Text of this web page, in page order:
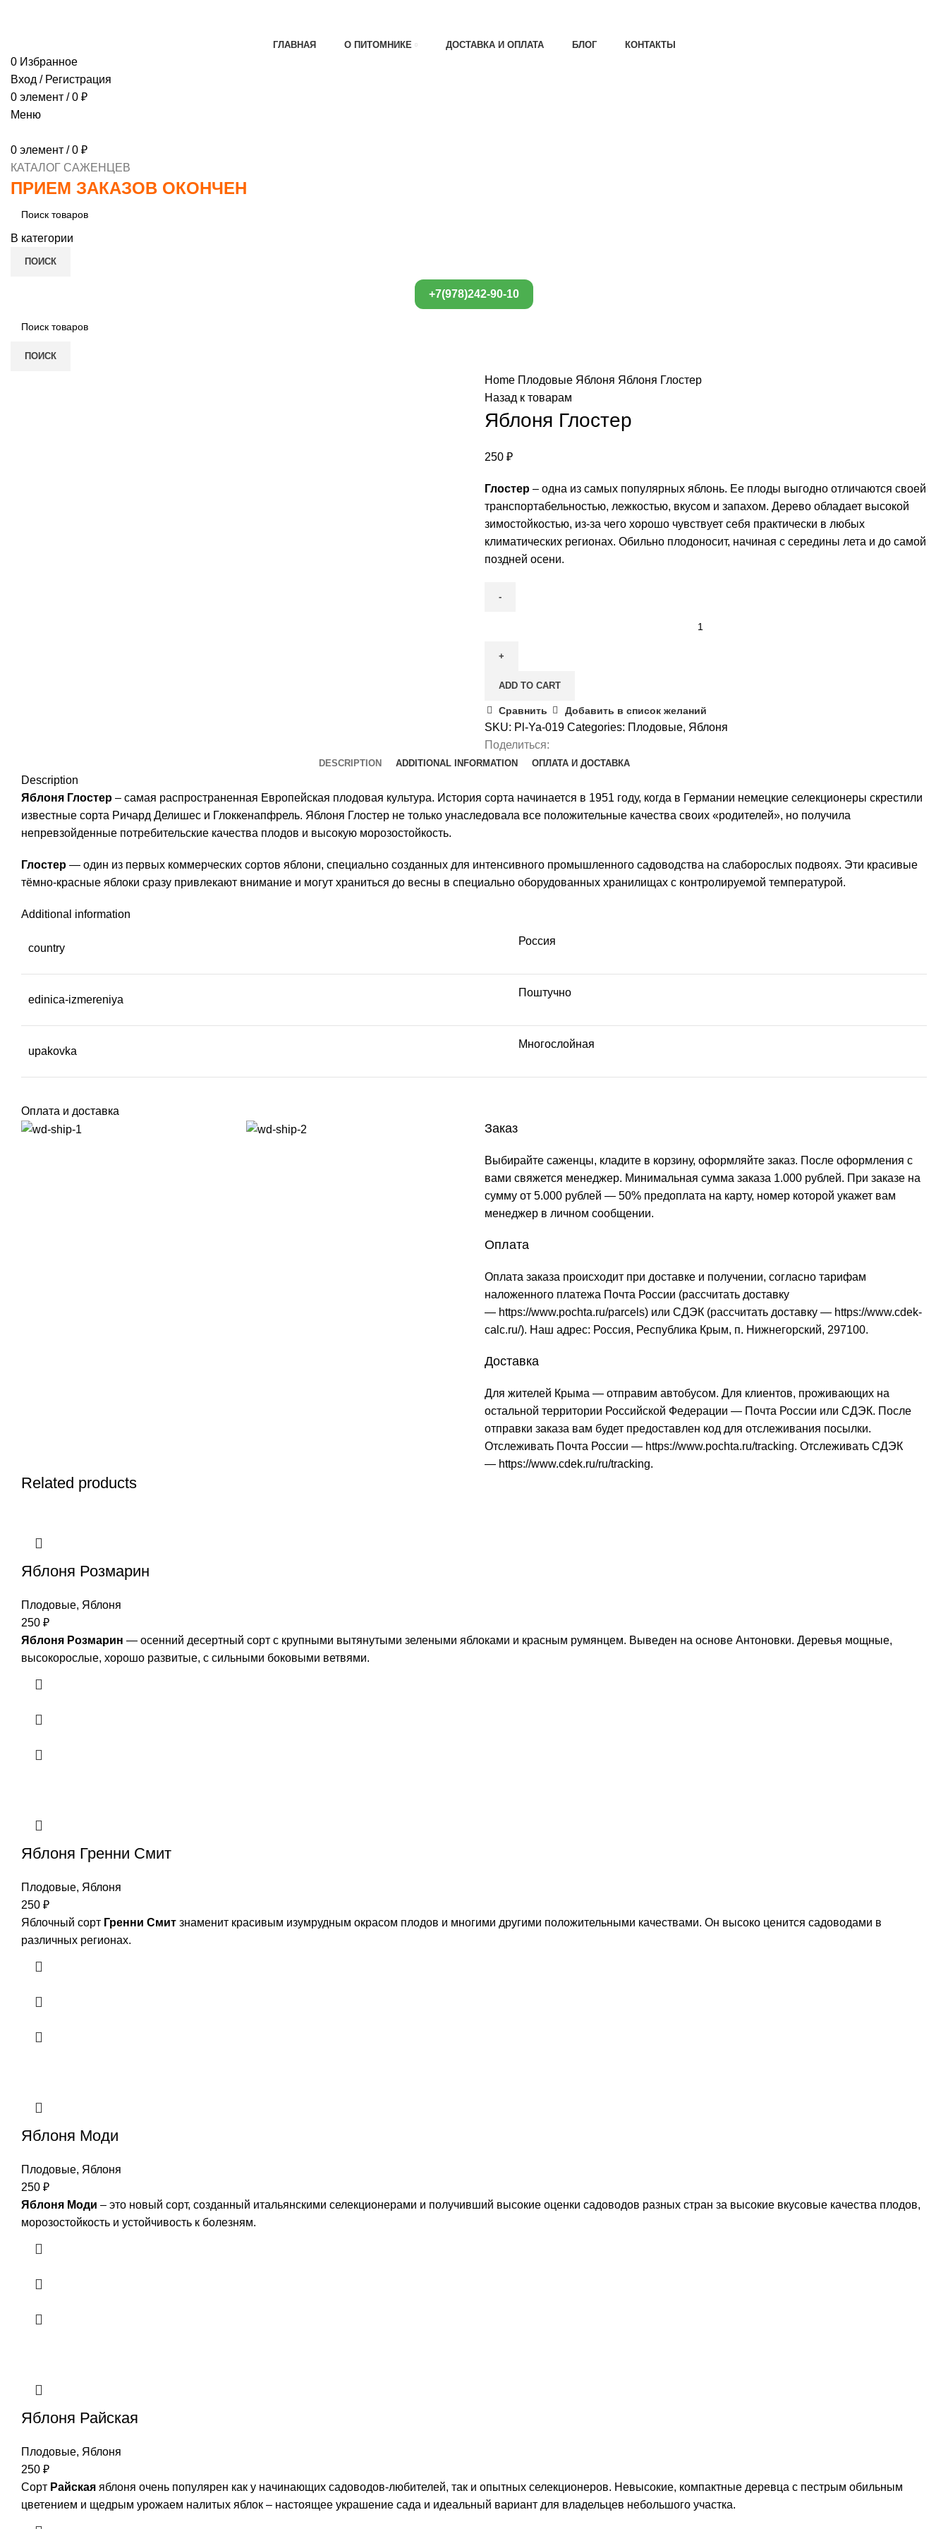
ГЛАВНАЯ О ПИТОМНИКЕ ДОСТАВКА И ОПЛАТА БЛОГ КОНТАКТЫ
0 Избранное
Вход / Регистрация
0 элемент / 0 ₽
Меню
0 элемент / 0 ₽
КАТАЛОГ САЖЕНЦЕВ
ПРИЕМ ЗАКАЗОВ ОКОНЧЕН
В категории
ПОИСК
+7(978)242-90-10
ПОИСК
Home Плодовые Яблоня Яблоня Глостер
Назад к товарам
Яблоня Глостер
250 ₽
Глостер – одна из самых популярных яблонь. Ее плоды выгодно отличаются своей
транспортабельностью, лежкостью, вкусом и запахом. Дерево обладает высокой
зимостойкостью, из-за чего хорошо чувствует себя практически в любых
климатических регионах. Обильно плодоносит, начиная с середины лета и до самой
поздней осени.
quantity
ADD TO CART
Сравнить Добавить в список желаний
SKU: Pl-Ya-019 Categories: Плодовые, Яблоня
Поделиться:
DESCRIPTION ADDITIONAL INFORMATION ОПЛАТА И ДОСТАВКА
Description
Яблоня Глостер – самая распространенная Европейская плодовая культура. История сорта начинается в 1951 году, когда в Германии немецкие селекционеры скрестили
известные сорта Ричард Делишес и Глоккенапфрель. Яблоня Глостер не только унаследовала все положительные качества своих «родителей», но получила
непревзойденные потребительские качества плодов и высокую морозостойкость.
Глостер — один из первых коммерческих сортов яблони, специально созданных для интенсивного промышленного садоводства на слаборослых подвоях. Эти красивые
тёмно-красные яблоки сразу привлекают внимание и могут храниться до весны в специально оборудованных хранилищах с контролируемой температурой.
Additional information
country
Россия
edinica-izmereniya
Поштучно
upakovka
Многослойная
Оплата и доставка
Заказ
Выбирайте саженцы, кладите в корзину, оформляйте заказ. После оформления с
вами свяжется менеджер. Минимальная сумма заказа 1.000 рублей. При заказе на
сумму от 5.000 рублей — 50% предоплата на карту, номер которой укажет вам
менеджер в личном сообщении.
Оплата
Оплата заказа происходит при доставке и получении, согласно тарифам
наложенного платежа Почта России (рассчитать доставку
— https://www.pochta.ru/parcels) или СДЭК (рассчитать доставку — https://www.cdek-
calc.ru/). Наш адрес: Россия, Республика Крым, п. Нижнегорский, 297100.
Доставка
Для жителей Крыма — отправим автобусом. Для клиентов, проживающих на
остальной территории Российской Федерации — Почта России или СДЭК. После
отправки заказа вам будет предоставлен код для отслеживания посылки.
Отслеживать Почта России — https://www.pochta.ru/tracking. Отслеживать СДЭК
— https://www.cdek.ru/ru/tracking.
Related products
Яблоня Розмарин
Плодовые, Яблоня
250 ₽
Яблоня Розмарин — осенний десертный сорт с крупными вытянутыми зелеными яблоками и красным румянцем. Выведен на основе Антоновки. Деревья мощные,
высокорослые, хорошо развитые, с сильными боковыми ветвями.
Яблоня Гренни Смит
Плодовые, Яблоня
250 ₽
Яблочный сорт Гренни Смит знаменит красивым изумрудным окрасом плодов и многими другими положительными качествами. Он высоко ценится садоводами в
различных регионах.
Яблоня Моди
Плодовые, Яблоня
250 ₽
Яблоня Моди – это новый сорт, созданный итальянскими селекционерами и получивший высокие оценки садоводов разных стран за высокие вкусовые качества плодов,
морозостойкость и устойчивость к болезням.
Яблоня Райская
Плодовые, Яблоня
250 ₽
Сорт Райская яблоня очень популярен как у начинающих садоводов-любителей, так и опытных селекционеров. Невысокие, компактные деревца с пестрым обильным
цветением и щедрым урожаем налитых яблок – настоящее украшение сада и идеальный вариант для владельцев небольшого участка.